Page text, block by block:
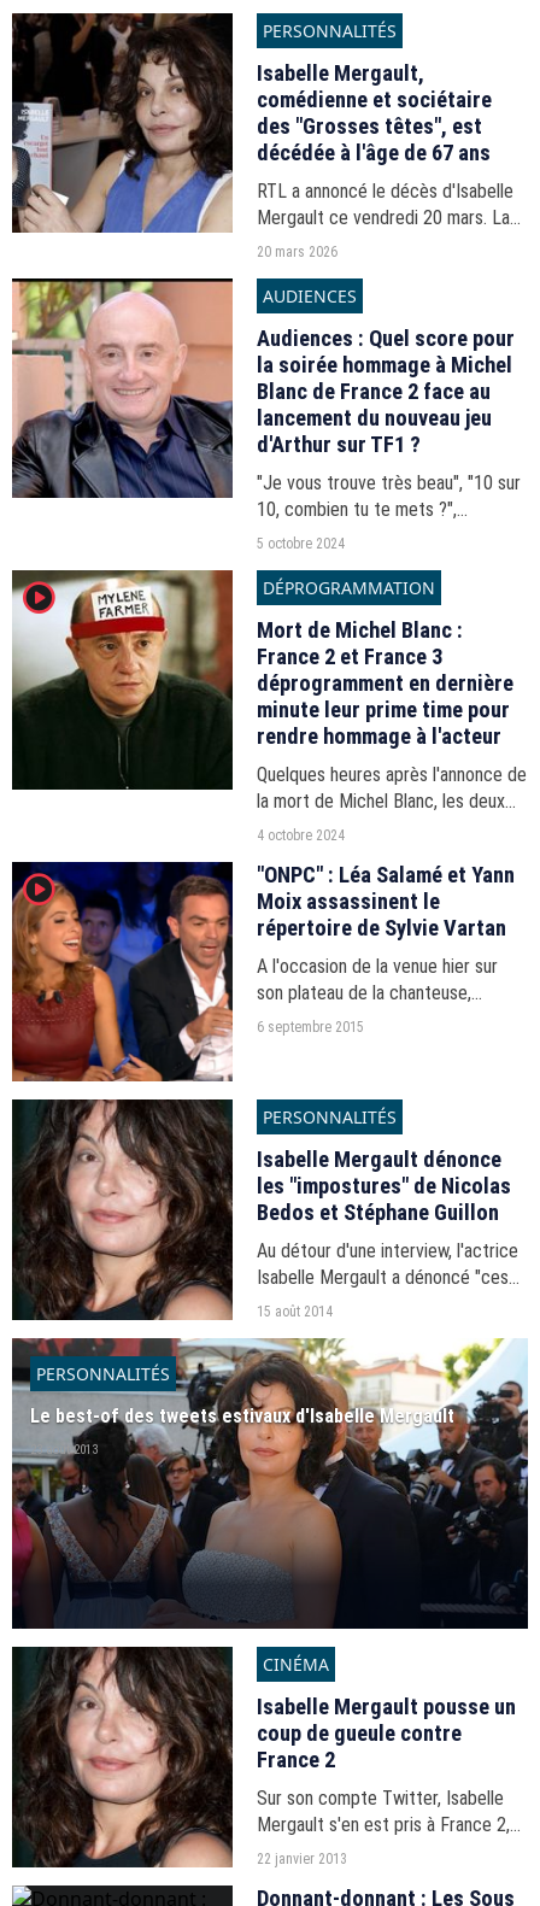
PERSONNALITÉS
Isabelle Mergault,
comédienne et sociétaire
des "Grosses têtes", est
décédée à l'âge de 67 ans
RTL a annoncé le décès d'Isabelle
Mergault ce vendredi 20 mars. La
sociétaire des "Grosses têtes"
20 mars 2026
AUDIENCES
Audiences : Quel score pour
la soirée hommage à Michel
Blanc de France 2 face au
lancement du nouveau jeu
d'Arthur sur TF1 ?
"Je vous trouve très beau", "10 sur
10, combien tu te mets ?",
"Menteur"... Les audiences du prime
5 octobre 2024
player2 DÉPROGRAMMATION
Mort de Michel Blanc :
France 2 et France 3
déprogramment en dernière
minute leur prime time pour
rendre hommage à l'acteur
Quelques heures après l'annonce de
la mort de Michel Blanc, les deux
chaînes publiques font savoir
rendre hommage à l'acteur.
4 octobre 2024
player2
"ONPC" : Léa Salamé et Yann
Moix assassinent le
répertoire de Sylvie Vartan
A l'occasion de la venue hier sur
son plateau de la chanteuse,
Laurent Ruquier avait prévu un petit
6 septembre 2015
PERSONNALITÉS
Isabelle Mergault dénonce
les "impostures" de Nicolas
Bedos et Stéphane Guillon
Au détour d'une interview, l'actrice
Isabelle Mergault a dénoncé "ces
chroniqueurs qui critiquent un
Nicolas Bedos et Stéphane Guillon.
15 août 2014
PERSONNALITÉS
Le best-of des tweets estivaux d'Isabelle Mergault
23 août 2013
CINÉMA
Isabelle Mergault pousse un
coup de gueule contre
France 2
Sur son compte Twitter, Isabelle
Mergault s'en est pris à France 2,
déçue de ne pas voir sa pièce,
22 janvier 2013
Donnant-donnant : Les Sous